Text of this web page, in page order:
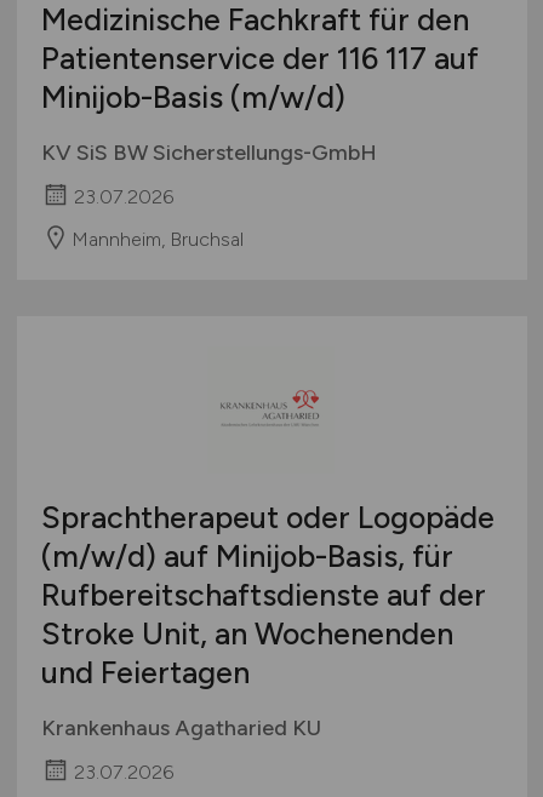
Medizinische Fachkraft für den
Patientenservice der 116 117 auf
Minijob-Basis (m/w/d)
KV SiS BW Sicherstellungs-GmbH
23.07.2026
Mannheim, Bruchsal
Sprachtherapeut oder Logopäde
(m/w/d) auf Minijob-Basis, für
Rufbereitschaftsdienste auf der
Stroke Unit, an Wochenenden
und Feiertagen
Krankenhaus Agatharied KU
23.07.2026